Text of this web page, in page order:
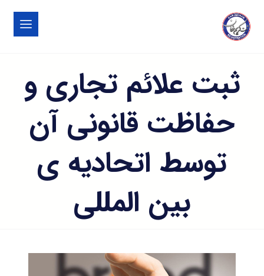
ثبت علائم تجاری و
حفاظت قانونی آن
توسط اتحادیه ی
بین المللی